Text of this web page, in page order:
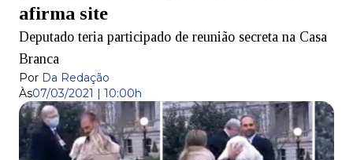
afirma site
Deputado teria participado de reunião secreta na Casa
Branca
Por Da Redação
Às07/03/2021 | 10:00h